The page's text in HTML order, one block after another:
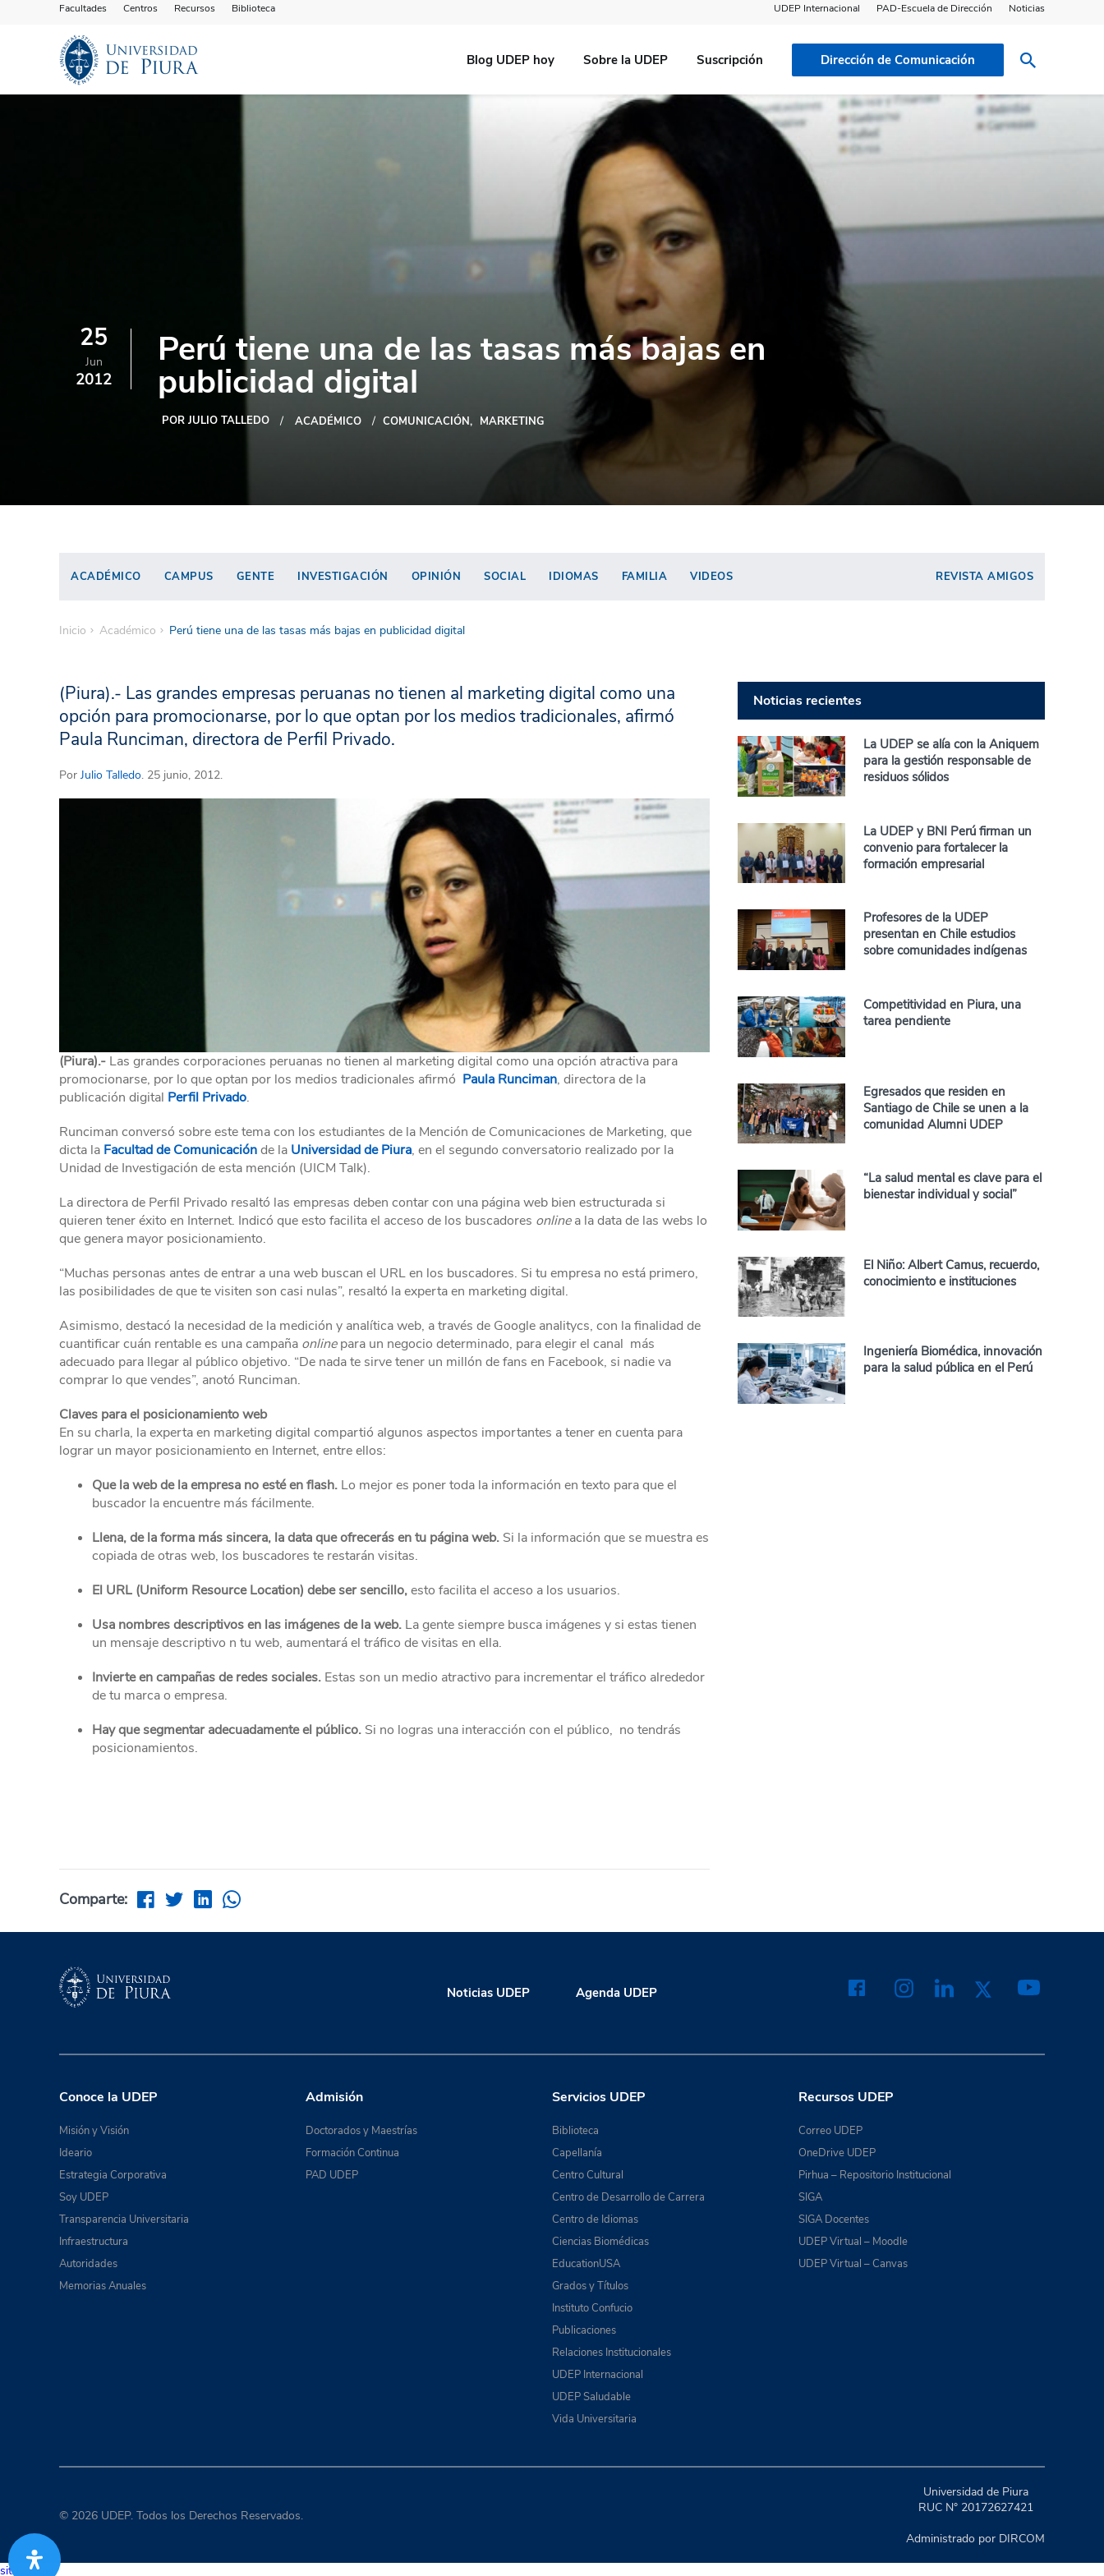
Facultades Centros Recursos Biblioteca UDEP Internacional PAD-Escuela de Dirección Noticias
Blog UDEP hoy Sobre la UDEP Suscripción Dirección de Comunicación
25
Jun
2012
Perú tiene una de las tasas más bajas en
publicidad digital
POR JULIO TALLEDO ACADÉMICO COMUNICACIÓN MARKETING
ACADÉMICO CAMPUS GENTE INVESTIGACIÓN OPINIÓN SOCIAL IDIOMAS FAMILIA VIDEOS REVISTA AMIGOS
Inicio Académico Perú tiene una de las tasas más bajas en publicidad digital
(Piura).- Las grandes empresas peruanas no tienen al marketing digital como una
opción para promocionarse, por lo que optan por los medios tradicionales, afirmó
Paula Runciman, directora de Perfil Privado.
Por Julio Talledo. 25 junio, 2012.
(Piura).- Las grandes corporaciones peruanas no tienen al marketing digital como una opción atractiva para
promocionarse, por lo que optan por los medios tradicionales afirmó Paula Runciman, directora de la
publicación digital Perfil Privado.
Runciman conversó sobre este tema con los estudiantes de la Mención de Comunicaciones de Marketing, que
dicta la Facultad de Comunicaciónde la Universidad de Piura, en el segundo conversatorio realizado por la
Unidad de Investigación de esta mención (UICM Talk).
La directora de Perfil Privado resaltó las empresas deben contar con una página web bien estructurada si
quieren tener éxito en Internet. Indicó que esto facilita el acceso de los buscadores onlinea la data de las webs lo
que genera mayor posicionamiento.
“Muchas personas antes de entrar a una web buscan el URL en los buscadores. Si tu empresa no está primero,
las posibilidades de que te visiten son casi nulas”, resaltó la experta en marketing digital.
Asimismo, destacó la necesidad de la medición y analítica web, a través de Google analitycs, con la finalidad de
cuantificar cuán rentable es una campaña onlinepara un negocio determinado, para elegir el canal más
adecuado para llegar al público objetivo. “De nada te sirve tener un millón de fans en Facebook, si nadie va
comprar lo que vendes”, anotó Runciman.
Claves para el posicionamiento web
En su charla, la experta en marketing digital compartió algunos aspectos importantes a tener en cuenta para
lograr un mayor posicionamiento en Internet, entre ellos:
Que la web de la empresa no esté en flash. Lo mejor es poner toda la información en texto para que el
buscador la encuentre más fácilmente.
Llena, de la forma más sincera, la data que ofrecerás en tu página web. Si la información que se muestra es
copiada de otras web, los buscadores te restarán visitas.
El URL (Uniform Resource Location) debe ser sencillo,esto facilita el acceso a los usuarios.
Usa nombres descriptivos en las imágenes de la web. La gente siempre busca imágenes y si estas tienen
un mensaje descriptivo n tu web, aumentará el tráfico de visitas en ella.
Invierte en campañas de redes sociales. Estas son un medio atractivo para incrementar el tráfico alrededor
de tu marca o empresa.
Hay que segmentar adecuadamente el público. Si no logras una interacción con el público, no tendrás
posicionamientos.
Comparte:
Noticias recientes
La UDEP se alía con la Aniquem
para la gestión responsable de
residuos sólidos
La UDEP y BNI Perú firman un
convenio para fortalecer la
formación empresarial
Profesores de la UDEP
presentan en Chile estudios
sobre comunidades indígenas
Competitividad en Piura, una
tarea pendiente
Egresados que residen en
Santiago de Chile se unen a la
comunidad Alumni UDEP
“La salud mental es clave para el
bienestar individual y social”
El Niño: Albert Camus, recuerdo,
conocimiento e instituciones
Ingeniería Biomédica, innovación
para la salud pública en el Perú
Noticias UDEP Agenda UDEP
Conoce la UDEP
Misión y Visión
Ideario
Estrategia Corporativa
Soy UDEP
Transparencia Universitaria
Infraestructura
Autoridades
Memorias Anuales
Admisión
Doctorados y Maestrías
Formación Continua
PAD UDEP
Servicios UDEP
Biblioteca
Capellanía
Centro Cultural
Centro de Desarrollo de Carrera
Centro de Idiomas
Ciencias Biomédicas
EducationUSA
Grados y Títulos
Instituto Confucio
Publicaciones
Relaciones Institucionales
UDEP Internacional
UDEP Saludable
Vida Universitaria
Recursos UDEP
Correo UDEP
OneDrive UDEP
Pirhua – Repositorio Institucional
SIGA
SIGA Docentes
UDEP Virtual – Moodle
UDEP Virtual – Canvas
© 2026 UDEP. Todos los Derechos Reservados.
Universidad de Piura
RUC N° 20172627421
Administrado por DIRCOM
situs togel